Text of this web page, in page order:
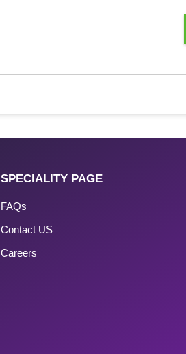
SPECIALITY PAGE
FAQs
Contact US
Careers